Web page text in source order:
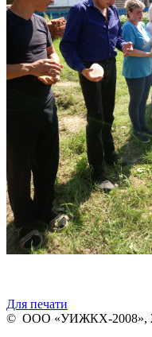
Для печати
© ООО